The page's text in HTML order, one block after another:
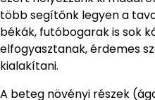
több segítőnk legyen a
békák, futóbogarak is sok
elfogyasztanak, érdemes
kialakítani.
A beteg növényi részek